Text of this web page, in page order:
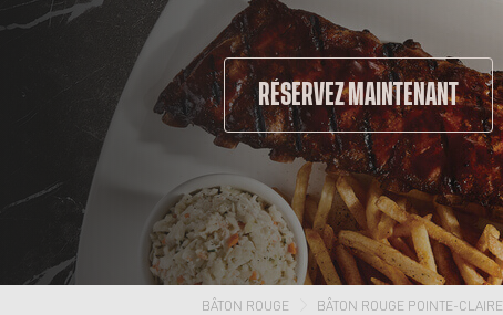
RÉSERVEZ MAINTENANT
BÂTON ROUGE BÂTON ROUGE POINTE-CLAIRE